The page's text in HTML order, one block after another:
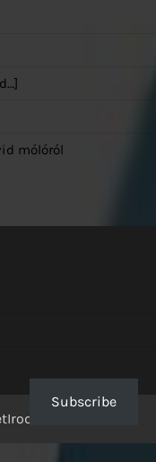
mólóról
Subscribe